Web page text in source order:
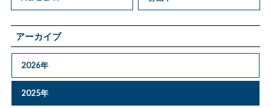
アーカイブ
2026年
2025年